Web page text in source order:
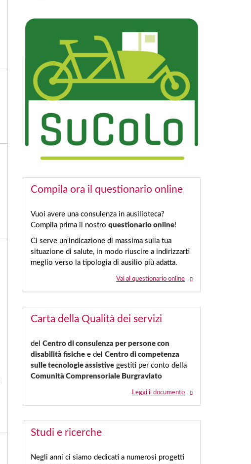
Compila ora il questionario online
Vuoi avere una consulenza in ausilioteca?
Compila prima il nostro questionario online!
Ci serve un'indicazione di massima sulla tua
situazione di salute, in modo riuscire a indirizzarti
meglio verso la tipologia di ausilio più adatta.
Vai al questionario online
Carta della Qualità dei servizi
del Centro di consulenza per persone con
disabilità fisiche e del Centro di competenza
sulle tecnologie assistive gestiti per conto della
Comunità Comprensoriale Burgraviato
Leggi il documento
Studi e ricerche
Negli anni ci siamo dedicati a numerosi progetti